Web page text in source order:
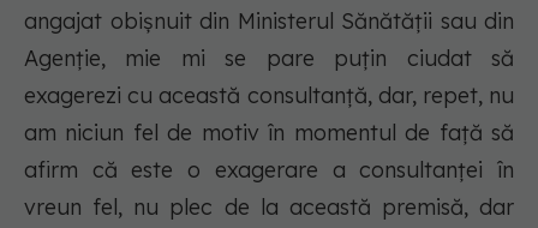
angajat obișnuit din Ministerul Sănătății sau din
Agenție, mie mi se pare puțin ciudat să
exagerezi cu această consultanță, dar, repet, nu
am niciun fel de motiv în momentul de față să
afirm că este o exagerare a consultanței în
vreun fel, nu plec de la această premisă, dar